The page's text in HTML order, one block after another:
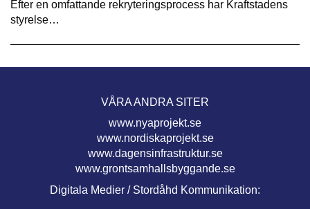
Efter en omfattande rekryteringsprocess har Kraftstadens
styrelse…
VÅRA ANDRA SITER
www.nyaprojekt.se
www.nordiskaprojekt.se
www.dagensinfrastruktur.se
www.grontsamhallsbyggande.se
Digitala Medier / Stordåhd Kommunikation: